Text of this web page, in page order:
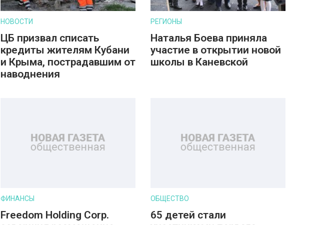
НОВОСТИ
ЦБ призвал списать
кредиты жителям Кубани
и Крыма, пострадавшим от
наводнения
РЕГИОНЫ
Наталья Боева приняла
участие в открытии новой
школы в Каневской
ФИНАНСЫ
Freedom Holding Corp.
ОБЩЕСТВО
65 детей стали